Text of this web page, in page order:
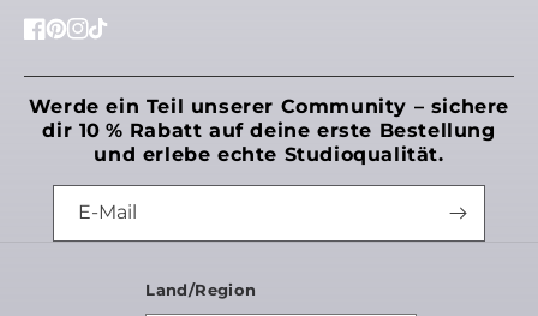
Möchtest du uns noch etwas
Facebook
Pinterest
Instagram
TikTok
Werde ein Teil unserer Community – sichere
dir 10 % Rabatt auf deine erste Bestellung
und erlebe echte Studioqualität.
E-Mail
Land/Region